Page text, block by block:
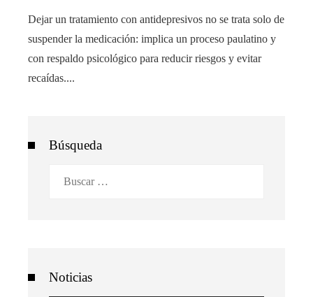
Dejar un tratamiento con antidepresivos no se trata solo de
suspender la medicación: implica un proceso paulatino y
con respaldo psicológico para reducir riesgos y evitar
recaídas....
Búsqueda
Noticias